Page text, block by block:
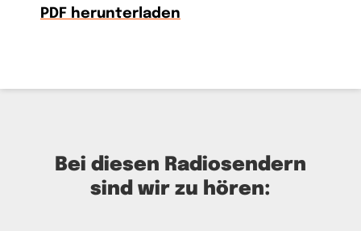
PDF herunterladen
Bei diesen Radiosendern
sind wir zu hören: